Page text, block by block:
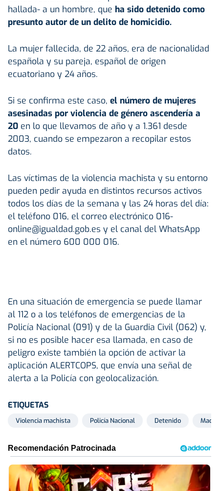
hallada- a un hombre, que ha sido detenido como
presunto autor de un delito de homicidio.
La mujer fallecida, de 22 años, era de nacionalidad
española y su pareja, español de origen
ecuatoriano y 24 años.
Si se confirma este caso, el número de mujeres
asesinadas por violencia de género ascendería a
20 en lo que llevamos de año y a 1.361 desde
2003, cuando se empezaron a recopilar estos
datos.
Las víctimas de la violencia machista y su entorno
pueden pedir ayuda en distintos recursos activos
todos los días de la semana y las 24 horas del día:
el teléfono 016, el correo electrónico 016-
online@igualdad.gob.es y el canal del WhatsApp
en el número 600 000 016.
En una situación de emergencia se puede llamar
al 112 o a los teléfonos de emergencias de la
Policía Nacional (091) y de la Guardia Civil (062) y,
si no es posible hacer esa llamada, en caso de
peligro existe también la opción de activar la
aplicación ALERTCOPS, que envía una señal de
alerta a la Policía con geolocalización.
ETIQUETAS
Violencia machista Policía Nacional Detenido